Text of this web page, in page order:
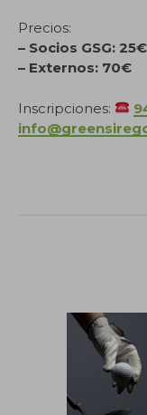
Precios:
– Socios GSG: 25€
– Externos: 70€
Inscripciones: